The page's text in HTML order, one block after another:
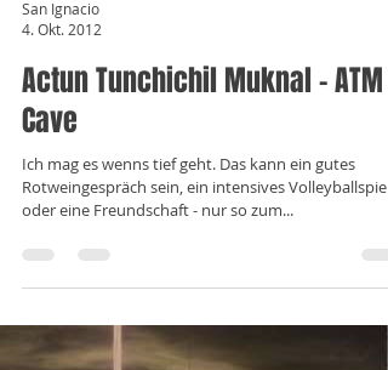
4. Okt. 2012
Actun Tunchichil Muknal - ATM
Cave